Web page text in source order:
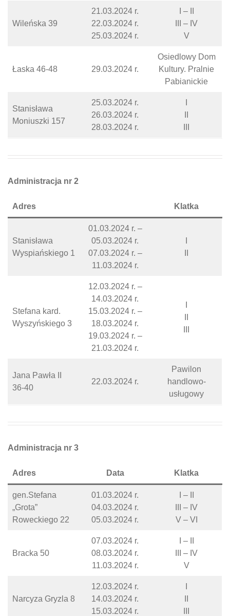
Wileńska 39
21.03.2024 r.
22.03.2024 r.
25.03.2024 r.
I – II
III – IV
V
Łaska 46-48 29.03.2024 r.
Osiedlowy Dom
Kultury. Pralnie
Pabianickie
Stanisława
Moniuszki 157
25.03.2024 r.
26.03.2024 r.
28.03.2024 r.
Administracja nr 2
Adres Klatka
Stanisława
Wyspiańskiego 1
01.03.2024 r. –
05.03.2024 r.
07.03.2024 r. –
11.03.2024 r.
Stefana kard.
Wyszyńskiego 3
12.03.2024 r. –
14.03.2024 r.
15.03.2024 r. –
18.03.2024 r.
19.03.2024 r. –
21.03.2024 r.
Jana Pawła II
36-40
22.03.2024 r.
Pawilon
handlowo-
usługowy
Administracja nr 3
Adres Data Klatka
gen.Stefana
„Grota”
Roweckiego 22
01.03.2024 r.
04.03.2024 r.
05.03.2024 r.
I – II
III – IV
V – VI
Bracka 50
07.03.2024 r.
08.03.2024 r.
11.03.2024 r.
I – II
III – IV
V
Narcyza Gryzla 8
12.03.2024 r.
14.03.2024 r.
15.03.2024 r.